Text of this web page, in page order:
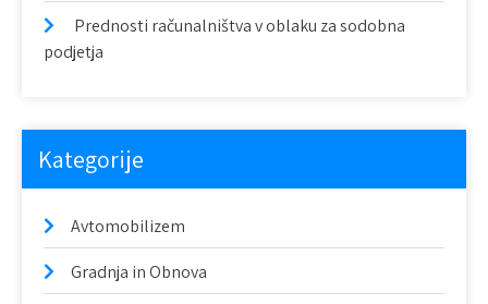
k
a
Prednosti računalništva v oblaku za sodobna
podjetja
Kategorije
Avtomobilizem
Gradnja in Obnova